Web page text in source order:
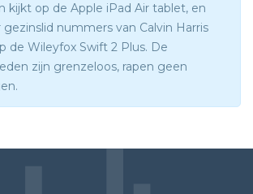
kijkt op de Apple iPad Air tablet, en
gezinslid nummers van Calvin Harris
de Wileyfox Swift 2 Plus. De
zijn grenzeloos, rapen geen